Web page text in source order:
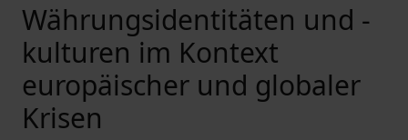
Währungsidentitäten und -
kulturen im Kontext
europäischer und globaler
Krisen